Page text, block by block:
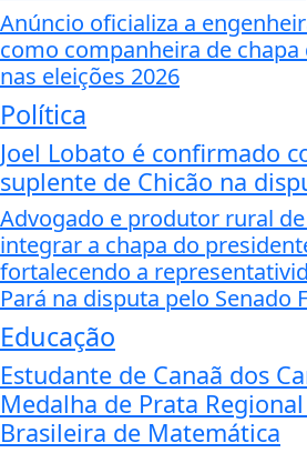
Anúncio oficializa a
como companheira de chapa
nas eleições 2026
Política
Joel Lobato é confirmado
suplente de Chicão na
Advogado e produtor rural
integrar a chapa do
fortalecendo a
Pará na disputa pelo Senado
Educação
Estudante de Canaã dos
Medalha de Prata
Brasileira de Matemática